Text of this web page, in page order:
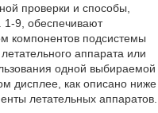
проверки и способы,
9, обеспечивают
компонентов подсистемы
аппарата или
одной выбираемой
дисплее, как описано ниже
летательных аппаратов.